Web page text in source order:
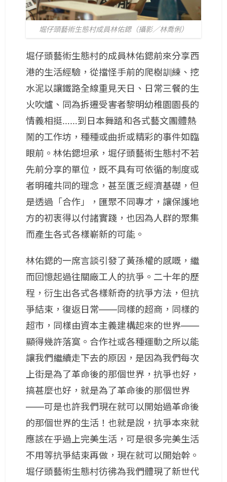
堀仔頭藝術生態村成員林佑鍶（攝影／林喬俐）
堀仔頭藝術生態村的成員林佑鍶前來分享西
港的生活經驗，從擋怪手前的爬樹訓練、挖
水泥以讓鐵路全線重見天日、日常三餐的生
火吹爐、同為拆遷受害者黎明幼稚園園長的
情義相挺……到日本舞踏和各式藝文團體熱
鬧的工作坊，種種或曲折或精彩的事件如臨
眼前。林佑鍶坦承，堀仔頭藝術生態村不若
先前分享的單位，既不具有可依循的制度或
者明確共同的理念，甚至匱乏經濟基礎，但
是透過「合作」，匯聚不同專才，讓保護地
方的初衷得以付諸實踐，也因為人群的聚集
而產生各式各樣嶄新的可能。
林佑鍶的一席言談引發了黃孫權的感嘅，繼
而回憶起過往關廠工人的抗爭。二十年的歷
程，衍生出各式各樣新奇的抗爭方法，但抗
爭結束，復返日常——同樣的超商，同樣的
超市，同樣由資本主義建構起來的世界——
顯得幾許落寞。合作社或各種運動之所以能
讓我們繼續走下去的原因，是因為我們每次
上街是為了革命後的那個世界，抗爭也好，
搞甚麼也好，就是為了革命後的那個世界
——可是也許我們現在就可以開始過革命後
的那個世界的生活！也就是說，抗爭本來就
應該在乎過上完美生活，可是很多完美生活
不用等抗爭結束再做，現在就可以開始幹。
堀仔頭藝術生態村彷彿為我們體現了新世代